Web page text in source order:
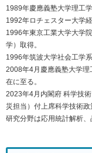
1989年慶應義塾大学理工
1992年ロチェスター大学
1996年東京工業大学大学
学）取得。
1996年筑波大学社会工学
2008年4月慶應義塾大学
在に至る。
2023年4月内閣府 科学技
災担当）付上席科学技術政
研究分野は応用統計解析、